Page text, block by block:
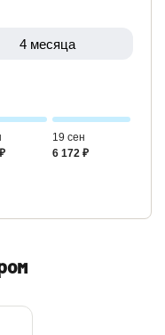
4 месяца
19 сен
6 172 ₽